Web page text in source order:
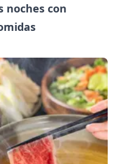
noches con